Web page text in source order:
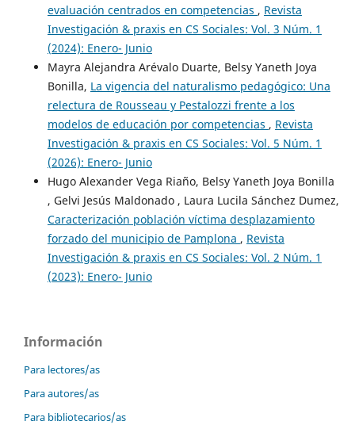
evaluación centrados en competencias , Revista
Investigación & praxis en CS Sociales: Vol. 3 Núm. 1
(2024): Enero- Junio
Mayra Alejandra Arévalo Duarte, Belsy Yaneth Joya
Bonilla, La vigencia del naturalismo pedagógico: Una
relectura de Rousseau y Pestalozzi frente a los
modelos de educación por competencias , Revista
Investigación & praxis en CS Sociales: Vol. 5 Núm. 1
(2026): Enero- Junio
Hugo Alexander Vega Riaño, Belsy Yaneth Joya Bonilla
, Gelvi Jesús Maldonado , Laura Lucila Sánchez Dumez,
Caracterización población víctima desplazamiento
forzado del municipio de Pamplona , Revista
Investigación & praxis en CS Sociales: Vol. 2 Núm. 1
(2023): Enero- Junio
Información
Para lectores/as
Para autores/as
Para bibliotecarios/as